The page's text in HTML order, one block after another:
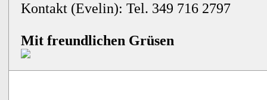
Kontakt (Evelin): Tel. 349 716 2797
Mit freundlichen Grüsen